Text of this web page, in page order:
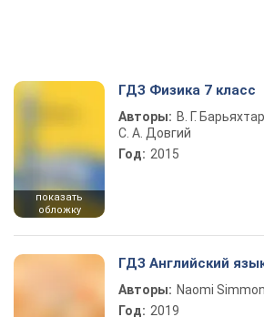
показать
обложку
ГДЗ Физика 7 класс
Авторы: В. Г.
С. А. Довгий
Год: 2015
ГДЗ Английский
Авторы: Naomi
Год: 2019